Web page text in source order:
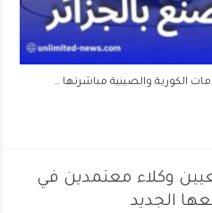
الكورية والصينية مباشرتها …
وكلاء معتمدين في
الجديد